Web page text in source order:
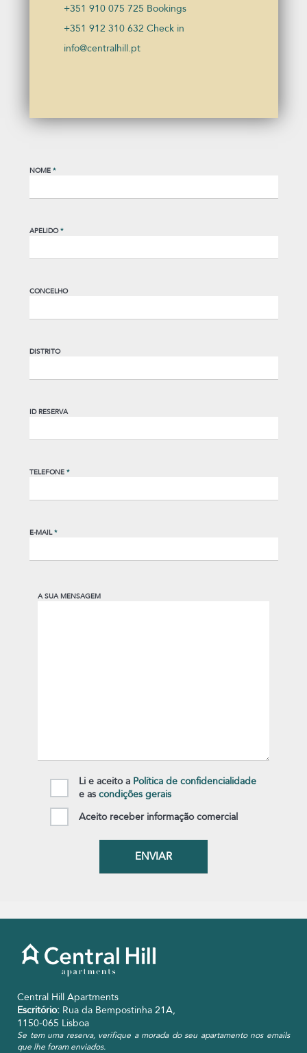
+351 910 075 725 Bookings
+351 912 310 632 Check in
info@centralhill.pt
NOME *
APELIDO*
CONCELHO
DISTRITO
ID RESERVA
TELEFONE *
E-MAIL*
A SUA MENSAGEM
Li e aceito a Política de confidencialidade
e as condições gerais
Aceito receber informação comercial
Central Hill Apartments
Escritório: Rua da Bempostinha 21A,
1150-065 Lisboa
Se tem uma reserva, verifique a morada do seu apartamento nos emails
que lhe foram enviados.